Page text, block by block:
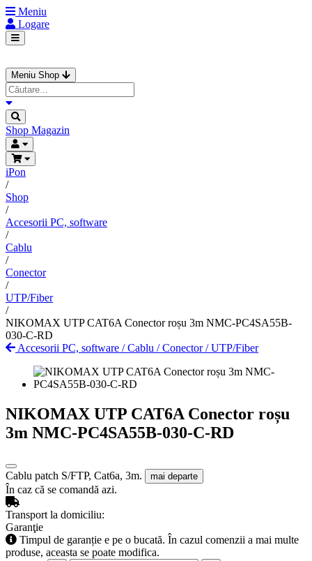
Meniu
Logare
Meniu Shop
Shop Magazin
iPon
/
Shop
/
Accesorii PC, software
/
Cablu
/
Conector
/
UTP/Fiber
/
NIKOMAX UTP CAT6A Conector roșu 3m NMC-PC4SA55B-
030-C-RD
Accesorii PC, software /Cablu /Conector/UTP/Fiber
NIKOMAX UTP CAT6A Conector roșu
3m NMC-PC4SA55B-030-C-RD
Cablu patch S/FTP, Cat6a, 3m. mai departe
În caz că se comandă azi.
Transport la domiciliu:
Garanţie
Timpul de garanție e pe o bucată. În cazul comenzii a mai multe
produse, aceasta se poate modifica.